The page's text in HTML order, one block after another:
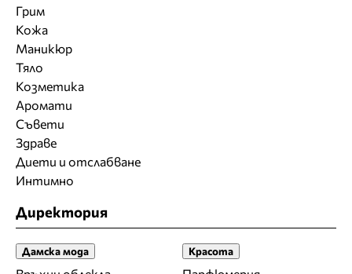
Грим
Кожа
Маникюр
Тяло
Козметика
Аромати
Съвети
Здраве
Диети и отслабване
Интимно
Директория
Дамска мода Красота